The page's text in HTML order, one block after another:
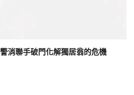
消聯手破門化解獨居翁的危機